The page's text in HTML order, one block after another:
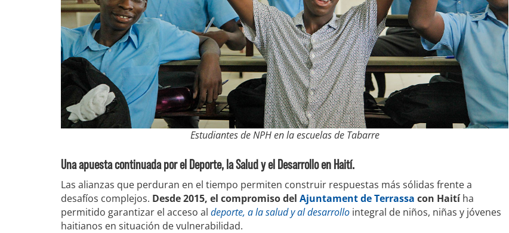
Estudiantes de NPH en la escuelas de Tabarre
Una apuesta continuada por el Deporte, la Salud y el Desarrollo en Haití.
Las alianzas que perduran en el tiempo permiten construir respuestas más sólidas frente a
desafíos complejos. Desde 2015, el compromiso del Ajuntament de Terrassa con Haitíha
permitido garantizar el acceso al deporte, a la salud y al desarrollo integral de niños, niñas y jóvenes
haitianos en situación de vulnerabilidad.